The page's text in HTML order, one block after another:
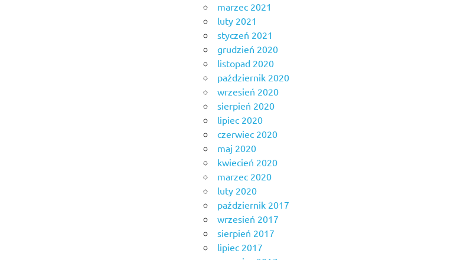
marzec 2021
luty 2021
styczeń 2021
grudzień 2020
listopad 2020
październik 2020
wrzesień 2020
sierpień 2020
lipiec 2020
czerwiec 2020
maj 2020
kwiecień 2020
marzec 2020
luty 2020
październik 2017
wrzesień 2017
sierpień 2017
lipiec 2017